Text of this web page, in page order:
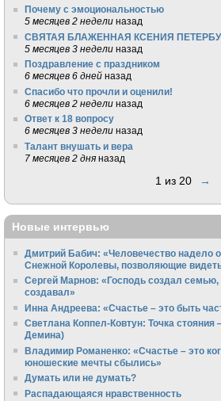
Почему с эмоциональностью
5 месяцев 2 недели назад
СВЯТАЯ БЛАЖЕННАЯ КСЕНИЯ
5 месяцев 3 недели назад
Поздравление с праздником
6 месяцев 6 дней назад
Спасибо что прочли и оценили!
6 месяцев 2 недели назад
Ответ к 18 вопросу
6 месяцев 3 недели назад
Талант внушать и вера
7 месяцев 2 дня назад
1 из 20 →
Новые интервью
Дмитрий Бабич: «Человечество надело
Снежной Королевы, позволяющие
Сергей Марнов: «Господь создал семью,
создавал»
Инна Андреева: «Счастье – это быть
Светлана Коппел-Ковтун: Точка стояния
Демина)
Владимир Романенко: «Счастье – это
юношеские мечты сбылись»
Думать или не думать?
Распадающаяся нравственность